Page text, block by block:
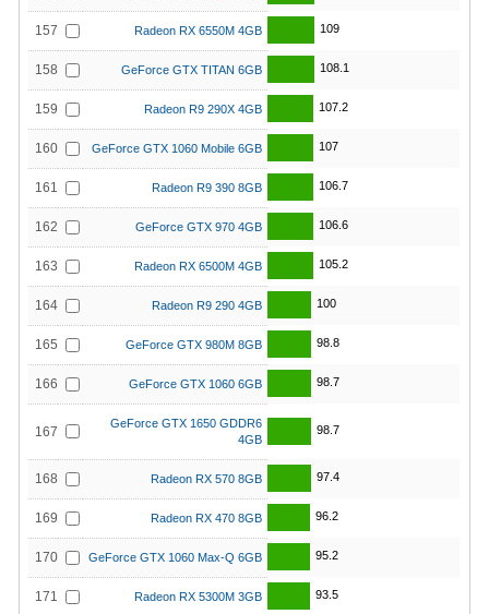
157 Radeon RX 6550M 4GB 109
158 GeForce GTX TITAN 6GB 108.1
159 Radeon R9 290X 4GB 107.2
160 GeForce GTX 1060 Mobile 6GB 107
161 Radeon R9 390 8GB 106.7
162 GeForce GTX 970 4GB 106.6
163 Radeon RX 6500M 4GB 105.2
164 Radeon R9 290 4GB 100
165 GeForce GTX 980M 8GB 98.8
166 GeForce GTX 1060 6GB 98.7
167
GeForce GTX 1650 GDDR6
4GB
98.7
168 Radeon RX 570 8GB 97.4
169 Radeon RX 470 8GB 96.2
170 GeForce GTX 1060 Max-Q 6GB 95.2
171 Radeon RX 5300M 3GB 93.5